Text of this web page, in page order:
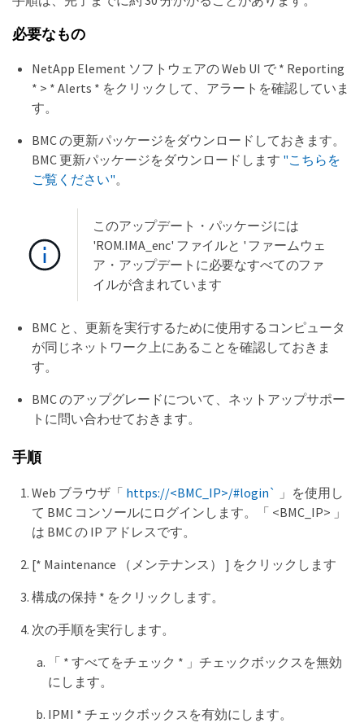
必要なもの
NetApp Element ソフトウェアの Web UI で * Reporting
* > * Alerts * をクリックして、アラートを確認していま
す。
BMC の更新パッケージをダウンロードしておきます。
BMC 更新パッケージをダウンロードします "こちらを
ご覧ください"。
このアップデート・パッケージには
'ROM.IMA_enc' ファイルと ' ファームウェ
ア・アップデートに必要なすべてのファ
イルが含まれています
BMC と、更新を実行するために使用するコンピュータ
が同じネットワーク上にあることを確認しておきま
す。
BMC のアップグレードについて、ネットアップサポー
トに問い合わせておきます。
手順
Web ブラウザ「 https://<BMC_IP>/#login`
」を使用し
て BMC コンソールにログインします。「 <BMC_IP> 」
は BMC の IP アドレスです。
[* Maintenance （メンテナンス） ] をクリックします
構成の保持 * をクリックします。
次の手順を実行します。
「 * すべてをチェック * 」チェックボックスを無効
にします。
IPMI * チェックボックスを有効にします。